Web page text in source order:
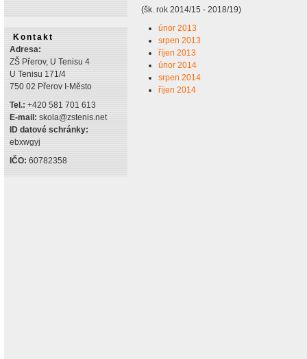
Kontakt
Adresa:
ZŠ Přerov, U Tenisu 4
U Tenisu 171/4
750 02 Přerov I-Město
Tel.: +420 581 701 613
E-mail: skola@zstenis.net
ID datové schránky:
ebxwgyj
IČO: 60782358
(šk. rok 2014/15 - 2018/19)
únor 2013
srpen 2013
říjen 2013
únor 2014
srpen 2014
říjen 2014